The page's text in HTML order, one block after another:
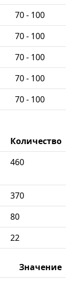
70 - 100
70 - 100
70 - 100
70 - 100
70 - 100
Количество
460
370
80
22
Значение